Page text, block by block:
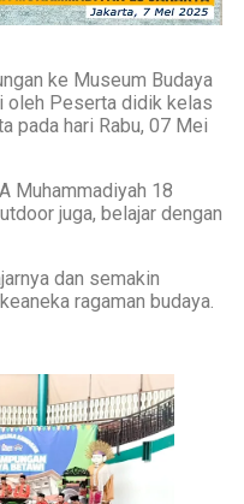
ke Museum Budaya
oleh Peserta didik kelas
pada hari Rabu, 07 Mei
Muhammadiyah 18
juga, belajar dengan
dan semakin
ragaman budaya.